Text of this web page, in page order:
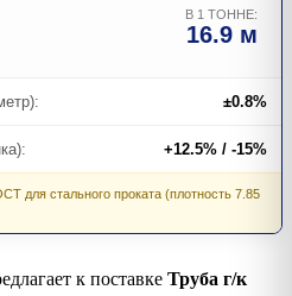
В 1 ТОННЕ:
16.9 м
±0.8%
+12.5% / -15%
для стального проката (плотность 7.85
к поставке Труба г/к